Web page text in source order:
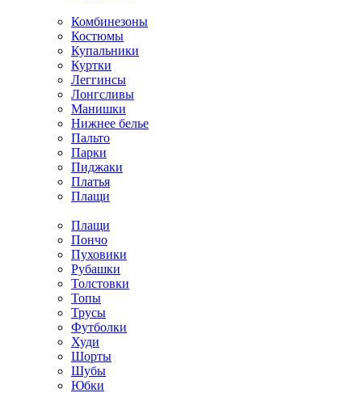
Комбинезоны
Костюмы
Купальники
Куртки
Леггинсы
Лонгсливы
Манишки
Нижнее белье
Пальто
Парки
Пиджаки
Платья
Плащи
Плащи
Пончо
Пуховики
Рубашки
Толстовки
Топы
Трусы
Футболки
Худи
Шорты
Шубы
Юбки